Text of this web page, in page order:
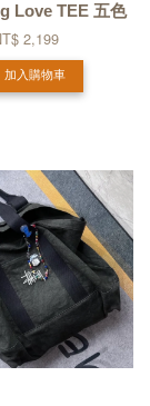
Love TEE 五色
2,199
加入購物車